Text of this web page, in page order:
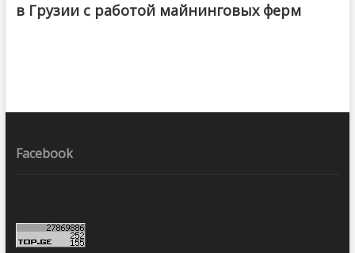
в Грузии с работой майнинговых ферм
Facebook